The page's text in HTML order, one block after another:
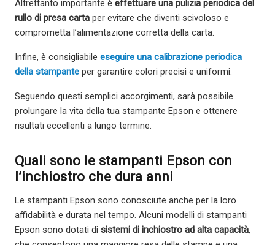
Altrettanto importante è effettuare una pulizia periodica del
rullo di presa carta per evitare che diventi scivoloso e
comprometta l’alimentazione corretta della carta.
Infine, è consigliabile eseguire una calibrazione periodica
della stampante per garantire colori precisi e uniformi.
Seguendo questi semplici accorgimenti, sarà possibile
prolungare la vita della tua stampante Epson e ottenere
risultati eccellenti a lungo termine.
Quali sono le stampanti Epson con
l’inchiostro che dura anni
Le stampanti Epson sono conosciute anche per la loro
affidabilità e durata nel tempo. Alcuni modelli di stampanti
Epson sono dotati di sistemi di inchiostro ad alta capacità,